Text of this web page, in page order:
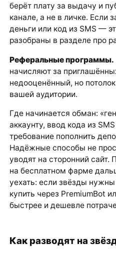
берёт плату за выдачу и
канале, а не в личке. Если
деньги или код из SMS —
разобраны в разделе про
Реферальные программы.
начисляют за
недооценённый, но
вашей аудитории.
Где начинается обман:
аккаунту, ввод кода из
требование пополнить
Надёжные способы не
уводят на сторонний сайт.
на бесплатном фарме
уехать: если звёзды
купить через PremiumBot
быстрее и дешевле
Как разводят на